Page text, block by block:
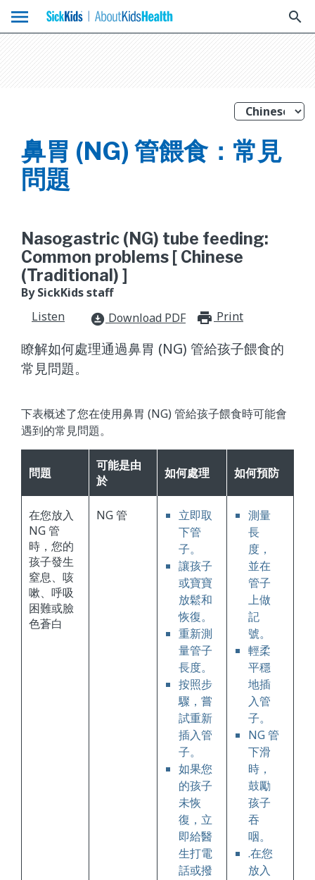
menu search
鼻胃 (NG) 管餵食：常見
問題
Nasogastric (NG) tube feeding:
Common problems [ Chinese
(Traditional) ]
By SickKids staff
Listen
download_for_offline Download PDF Print
瞭解如何處理通過鼻胃 (NG) 管給孩子餵食的
常見問題。
下表概述了您在使用鼻胃 (NG) 管給孩子餵食時可能會
遇到的常見問題。
問題
可能是由
於
如何處理 如何預防
在您放入
NG 管
時，您的
孩子發生
窒息、咳
嗽、呼吸
困難或臉
色蒼白
NG 管
立即取
下管
子。
讓孩子
或寶寶
放鬆和
恢復。
重新測
量管子
長度。
按照步
驟，嘗
試重新
插入管
子。
如果您
的孩子
未恢
復，立
即給醫
生打電
話或撥
測量
長
度，
並在
管子
上做
記
號。
輕柔
平穩
地插
入管
子。
NG 管
下滑
時，
鼓勵
孩子
吞
咽。
.在您
放入